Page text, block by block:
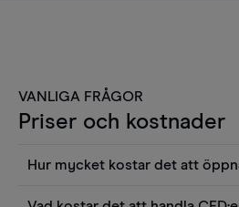
VANLIGA FRÅGOR
Priser och kostnader
Hur mycket kostar det att